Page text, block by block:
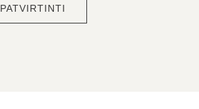
PATVIRTINTI